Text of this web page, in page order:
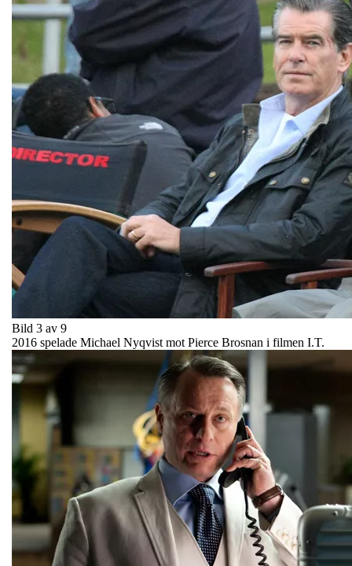
Bild 3 av 9
2016 spelade Michael Nyqvist mot Pierce Brosnan i filmen I.T.